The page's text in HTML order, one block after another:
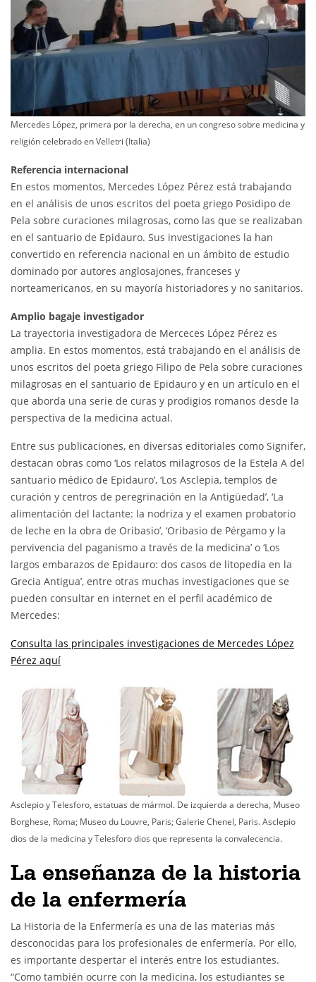
Mercedes López, primera por la derecha, en un congreso sobre medicina y
religión celebrado en Velletri (Italia)
Referencia internacional
En estos momentos, Mercedes López Pérez está trabajando
en el análisis de unos escritos del poeta griego Posidipo de
Pela sobre curaciones milagrosas, como las que se realizaban
en el santuario de Epidauro. Sus investigaciones la han
convertido en referencia nacional en un ámbito de estudio
dominado por autores anglosajones, franceses y
norteamericanos, en su mayoría historiadores y no sanitarios.
Amplio bagaje investigador
La trayectoria investigadora de Merceces López Pérez es
amplia. En estos momentos, está trabajando en el análisis de
unos escritos del poeta griego Filipo de Pela sobre curaciones
milagrosas en el santuario de Epidauro y en un artículo en el
que aborda una serie de curas y prodigios romanos desde la
perspectiva de la medicina actual.
Entre sus publicaciones, en diversas editoriales como Signifer,
destacan obras como ‘Los relatos milagrosos de la Estela A del
santuario médico de Epidauro’, ‘Los Asclepia, templos de
curación y centros de peregrinación en la Antigüedad’, ‘La
alimentación del lactante: la nodriza y el examen probatorio
de leche en la obra de Oribasio’, ‘Oribasio de Pérgamo y la
pervivencia del paganismo a través de la medicina’ o ‘Los
largos embarazos de Epidauro: dos casos de litopedia en la
Grecia Antigua’, entre otras muchas investigaciones que se
pueden consultar en internet en el perfil académico de
Mercedes:
Consulta las principales investigaciones de Mercedes López
Pérez aquí
Asclepio y Telesforo, estatuas de mármol. De izquierda a derecha, Museo
Borghese, Roma; Museo du Louvre, Paris; Galerie Chenel, Paris. Asclepio
dios de la medicina y Telesforo dios que representa la convalecencia.
La enseñanza de la historia
de la enfermería
La Historia de la Enfermería es una de las materias más
desconocidas para los profesionales de enfermería. Por ello,
es importante despertar el interés entre los estudiantes.
“Como también ocurre con la medicina, los estudiantes se